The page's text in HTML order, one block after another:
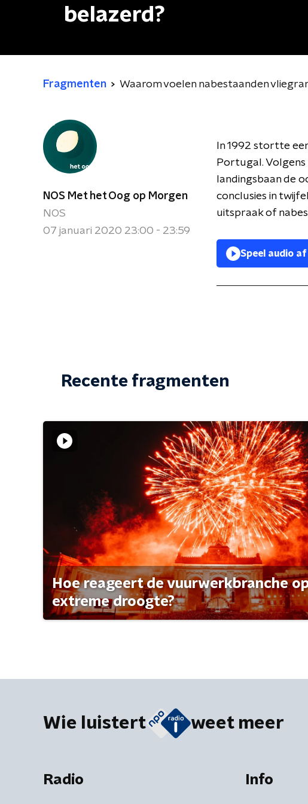
belazerd?
Fragmenten Waarom voelen nabestaanden
NOS Met het Oog op Morgen
NOS
07 januari 2020 23:00 - 23:59
In 1992 stortte
Portugal. Volgens
landingsbaan de
conclusies in
uitspraak of
Speel audio af
Recente fragmenten
Hoe reageert de vuurwerkbranche
extreme droogte?
Wie luistert weet meer
Radio Info